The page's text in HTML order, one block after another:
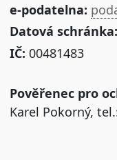
e-podatelna:
Datová schránka:
IČ: 00481483
Pověřenec pro
Karel Pokorný,